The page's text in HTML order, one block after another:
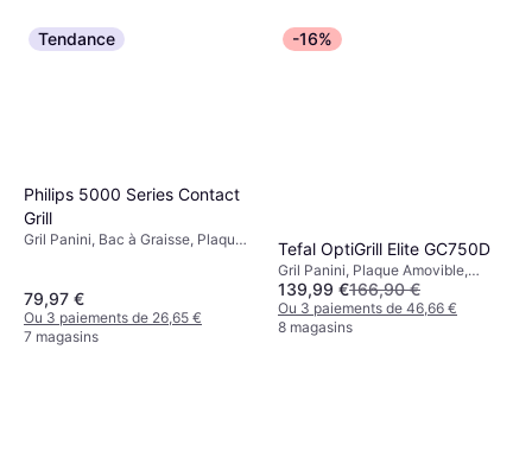
Tendance
Philips 5000 Series Contact
Grill
Gril Panini, Bac à Graisse, Plaques
79,97 €
Ou 3 paiements de 26,65 €
7 magasins
-16%
Tefal OptiGrill Elite GC750D
Gril Panini, Plaque Amovible,
Thermostat Réglable, Minuteur,
2000 W
139,99 €166,90 €
Ou 3 paiements de 46,66 €
8 magasins